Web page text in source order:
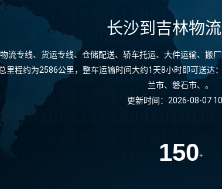
长沙到吉林物
流专线、货运专线、仓储配送、轿车托运、大件运输、搬
里程约为2586公里，整车运输时间大约1天8小时即可送
兰市、磐石市、。
更新时间：2026-08-07
150+